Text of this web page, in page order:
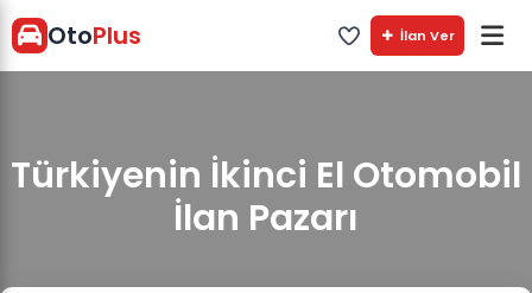
OtoPlus İlan Ver
Türkiyenin İkinci El Otomobil
İlan Pazarı